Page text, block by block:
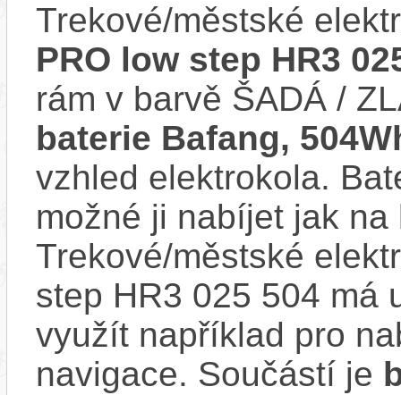
Trekové/městské
PRO low step HR3
rám v barvě ŠADÁ /
baterie Bafang,
vzhled elektrokola.
možné ji nabíjet jak
Trekové/městské
step HR3 025 504 má
využít například pro
navigace. Součástí je